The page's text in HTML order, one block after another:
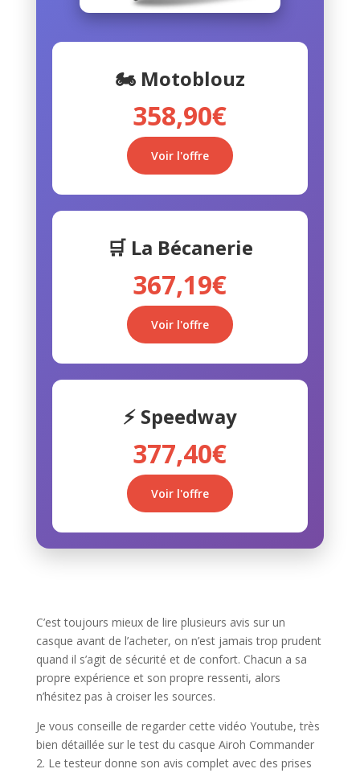
🏍️ Motoblouz
358,90€
Voir l'offre
🛒 La Bécanerie
367,19€
Voir l'offre
⚡ Speedway
377,40€
Voir l'offre
C’est toujours mieux de lire plusieurs avis sur un
casque avant de l’acheter, on n’est jamais trop prudent
quand il s’agit de sécurité et de confort. Chacun a sa
propre expérience et son propre ressenti, alors
n’hésitez pas à croiser les sources.
Je vous conseille de regarder cette vidéo Youtube, très
bien détaillée sur le test du casque Airoh Commander
2. Le testeur donne son avis complet avec des prises